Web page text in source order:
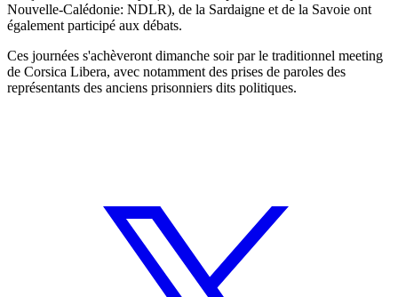
Nouvelle-Calédonie: NDLR), de la Sardaigne et de la Savoie ont
également participé aux débats.
Ces journées s'achèveront dimanche soir par le traditionnel meeting
de Corsica Libera, avec notamment des prises de paroles des
représentants des anciens prisonniers dits politiques.